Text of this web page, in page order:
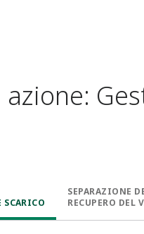
SEPARAZIONE
RECUPERO DEL